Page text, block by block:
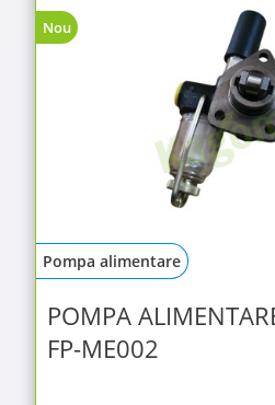
Nou
Pompa alimentare
POMPA
FP-ME002